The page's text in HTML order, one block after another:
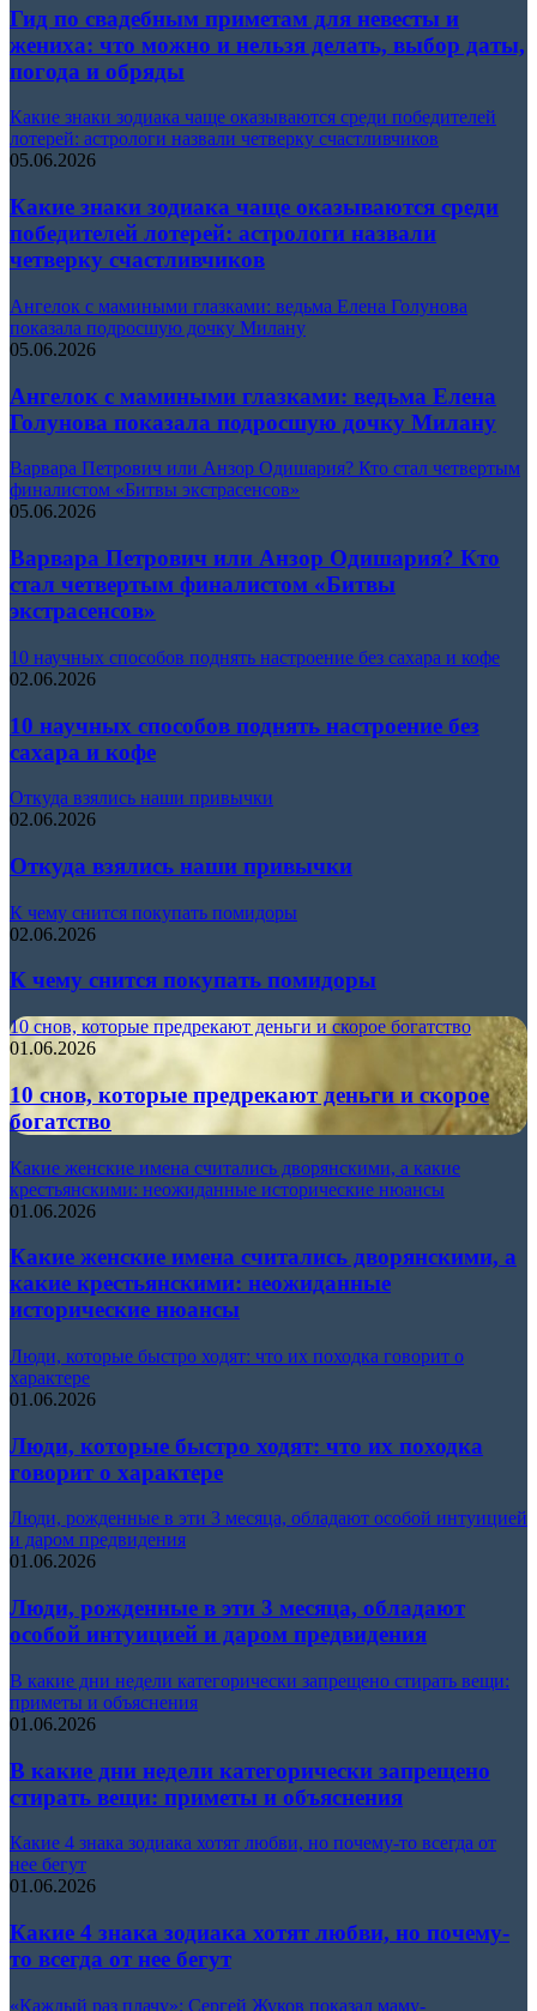
Гид по свадебным приметам для невесты и
жениха: что можно и нельзя делать, выбор даты,
погода и обряды
Какие знаки зодиака чаще оказываются среди победителей
лотерей: астрологи назвали четверку счастливчиков
05.06.2026
Какие знаки зодиака чаще оказываются среди
победителей лотерей: астрологи назвали
четверку счастливчиков
Ангелок с мамиными глазками: ведьма Елена Голунова
показала подросшую дочку Милану
05.06.2026
Ангелок с мамиными глазками: ведьма Елена
Голунова показала подросшую дочку Милану
Варвара Петрович или Анзор Одишария? Кто стал четвертым
финалистом «Битвы экстрасенсов»
05.06.2026
Варвара Петрович или Анзор Одишария? Кто
стал четвертым финалистом «Битвы
экстрасенсов»
10 научных способов поднять настроение без сахара и кофе
02.06.2026
10 научных способов поднять настроение без
сахара и кофе
Откуда взялись наши привычки
02.06.2026
Откуда взялись наши привычки
К чему снится покупать помидоры
02.06.2026
К чему снится покупать помидоры
10 снов, которые предрекают деньги и скорое богатство
01.06.2026
10 снов, которые предрекают деньги и скорое
богатство
Какие женские имена считались дворянскими, а какие
крестьянскими: неожиданные исторические нюансы
01.06.2026
Какие женские имена считались дворянскими, а
какие крестьянскими: неожиданные
исторические нюансы
Люди, которые быстро ходят: что их походка говорит о
характере
01.06.2026
Люди, которые быстро ходят: что их походка
говорит о характере
Люди, рожденные в эти 3 месяца, обладают особой интуицией
и даром предвидения
01.06.2026
Люди, рожденные в эти 3 месяца, обладают
особой интуицией и даром предвидения
В какие дни недели категорически запрещено стирать вещи:
приметы и объяснения
01.06.2026
В какие дни недели категорически запрещено
стирать вещи: приметы и объяснения
Какие 4 знака зодиака хотят любви, но почему-то всегда от
нее бегут
01.06.2026
Какие 4 знака зодиака хотят любви, но почему-
то всегда от нее бегут
«Каждый раз плачу»: Сергей Жуков показал маму-